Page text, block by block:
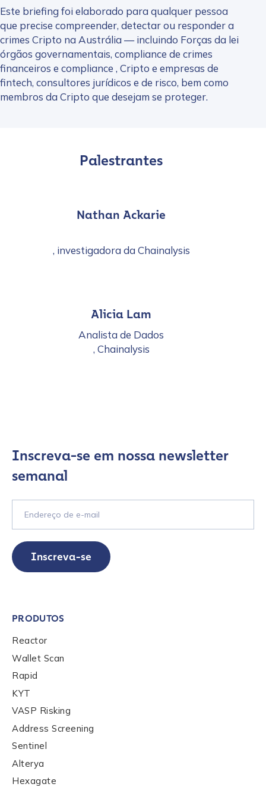
Este briefing foi elaborado para qualquer pessoa
que precise compreender, detectar ou responder a
crimes Cripto na Austrália — incluindo Forças da lei
órgãos governamentais, compliance de crimes
financeiros e compliance , Cripto e empresas de
fintech, consultores jurídicos e de risco, bem como
membros da Cripto que desejam se proteger.
Palestrantes
Nathan Ackarie
, investigadora da Chainalysis
Alicia Lam
Analista de Dados
, Chainalysis
Contact us
First Name
Inscreva-se em nossa newsletter
semanal
Inscreva-se
PRODUTOS
Reactor
Wallet Scan
Rapid
KYT
VASP Risking
Address Screening
Sentinel
Alterya
Hexagate